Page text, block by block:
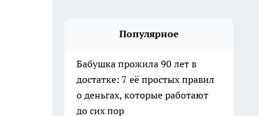
Популярное
Бабушка прожила 90 лет в
достатке: 7 её простых правил
о деньгах, которые работают
до сих пор